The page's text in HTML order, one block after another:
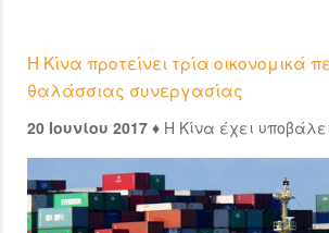
Η Κίνα προτείνει τρία οικονομικά
θαλάσσιας συνεργασίας
20 Ιουνίου 2017 ♦ Η Κίνα έχει